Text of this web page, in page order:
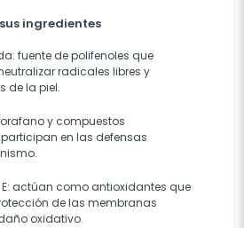
ingredientes
fuente de polifenoles que
radicales libres y
de la piel.
y compuestos
en las defensas
actúan como antioxidantes que
de las membranas
oxidativo.